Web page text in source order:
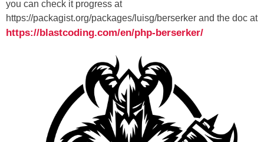
you can check it progress at
https://packagist.org/packages/luisg/berserker and the doc at
https://blastcoding.com/en/php-berserker/